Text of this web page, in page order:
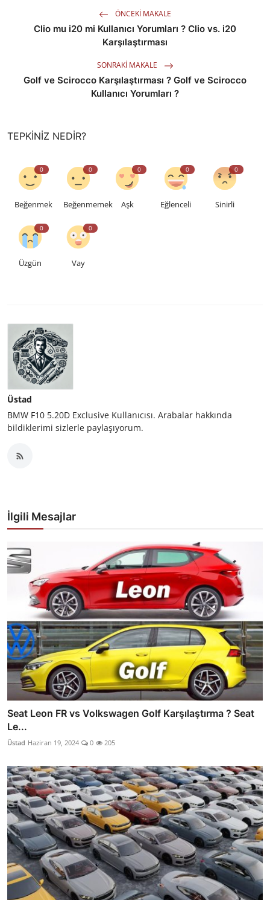
ÖNCEKI MAKALE
Clio mu i20 mi Kullanıcı Yorumları ? Clio vs. i20
Karşılaştırması
SONRAKI MAKALE
Golf ve Scirocco Karşılaştırması ? Golf ve Scirocco
Kullanıcı Yorumları ?
TEPKINIZ NEDIR?
0
Beğenmek
0
Beğenmemek
0
Aşk
0
Eğlenceli
0
Sinirli
0
Üzgün
0
Vay
Üstad
BMW F10 5.20D Exclusive Kullanıcısı. Arabalar hakkında
bildiklerimi sizlerle paylaşıyorum.
İlgili Mesajlar
Seat Leon FR vs Volkswagen Golf Karşılaştırma ? Seat
Le...
Üstad Haziran 19, 2024 0 205